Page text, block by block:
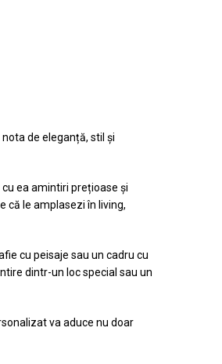
de eleganță, stil și
ea amintiri prețioase și
că le amplasezi în living,
cu peisaje sau un cadru cu
dintr-un loc special sau un
va aduce nu doar